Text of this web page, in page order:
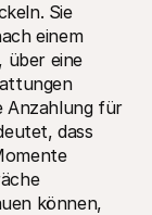
Sie
einem
über eine
Anzahlung für
dass
können,